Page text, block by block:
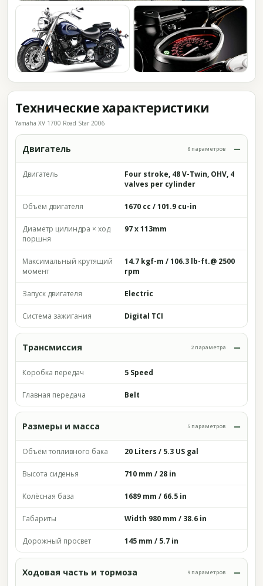
Технические характеристики
Yamaha XV 1700 Road Star 2006
Двигатель 6 параметров
Двигатель
Four stroke, 48 V-Twin, OHV, 4
valves per cylinder
Объём двигателя 1670 cc / 101.9 cu-in
Диаметр цилиндра × ход
поршня
97 x 113mm
Максимальный крутящий
момент
14.7 kgf-m / 106.3 lb-ft.@ 2500
rpm
Запуск двигателя Electric
Система зажигания Digital TCI
Трансмиссия 2 параметра
Коробка передач 5 Speed
Главная передача Belt
Размеры и масса 5 параметров
Объём топливного бака 20 Liters / 5.3 US gal
Высота сиденья 710 mm / 28 in
Колёсная база 1689 mm / 66.5 in
Габариты Width 980 mm / 38.6 in
Дорожный просвет 145 mm / 5.7 in
Ходовая часть и тормоза 9 параметров